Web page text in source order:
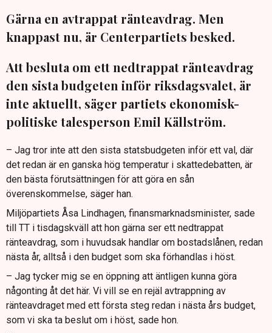
Gärna en avtrappat ränteavdrag. Men
knappast nu, är Centerpartiets besked.
Att besluta om ett nedtrappat ränteavdrag
den sista budgeten inför riksdagsvalet, är
inte aktuellt, säger partiets ekonomisk-
politiske talesperson Emil Källström.
– Jag tror inte att den sista statsbudgeten inför ett val, där
det redan är en ganska hög temperatur i skattedebatten, är
den bästa förutsättningen för att göra en sån
överenskommelse, säger han.
Miljöpartiets Åsa Lindhagen, finansmarknadsminister, sade
till TT i tisdagskväll att hon gärna ser ett nedtrappat
ränteavdrag, som i huvudsak handlar om bostadslånen, redan
nästa år, alltså i den budget som ska förhandlas i höst.
– Jag tycker mig se en öppning att äntligen kunna göra
någonting åt det här. Vi vill se en rejäl avtrappning av
ränteavdraget med ett första steg redan i nästa års budget,
som vi ska ta beslut om i höst, sade hon.